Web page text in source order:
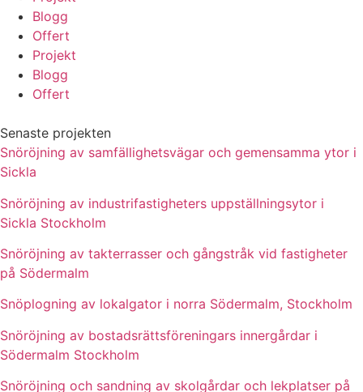
Blogg
Offert
Projekt
Blogg
Offert
Senaste projekten
Snöröjning av samfällighetsvägar och gemensamma ytor i
Sickla
Snöröjning av industrifastigheters uppställningsytor i
Sickla Stockholm
Snöröjning av takterrasser och gångstråk vid fastigheter
på Södermalm
Snöplogning av lokalgator i norra Södermalm, Stockholm
Snöröjning av bostadsrättsföreningars innergårdar i
Södermalm Stockholm
Snöröjning och sandning av skolgårdar och lekplatser på